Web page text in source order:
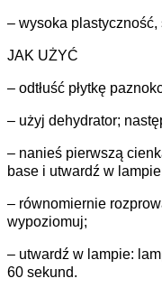
– wysoka
JAK UŻYĆ
– odtłuść płytkę
– użyj dehydrator;
– nanieś pierwszą
base i utwardź w
– równomiernie
wypoziomuj;
– utwardź w lampie:
60 sekund.